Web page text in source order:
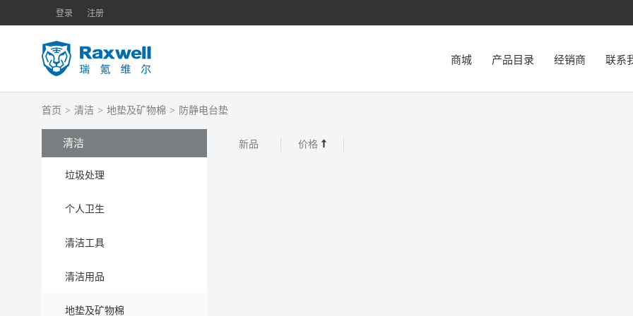
登录 注册
商城 产品目录 经销商 联系
首页 > 清洁 > 地垫及矿物棉 > 防静电台垫
清洁
垃圾处理
个人卫生
清洁工具
清洁用品
地垫及矿物棉
新品 价格